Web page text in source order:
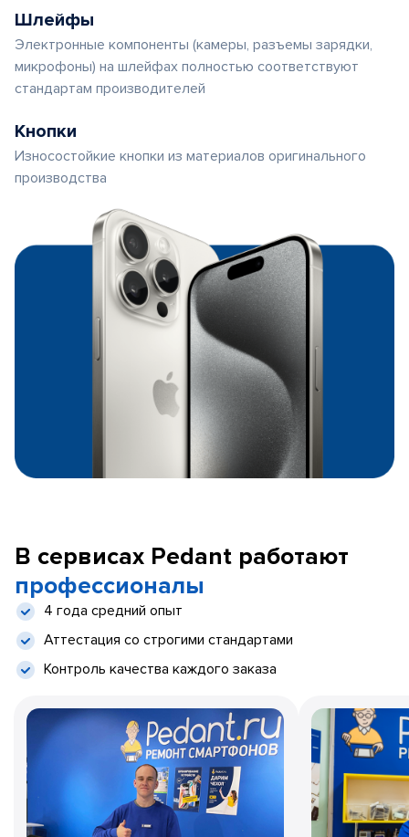
Шлейфы
Электронные компоненты (камеры, разъемы зарядки,
микрофоны) на шлейфах полностью соответствуют
стандартам производителей
Кнопки
Износостойкие кнопки из материалов оригинального
производства
В сервисах Pedant работают
профессионалы
4 года средний опыт
Аттестация со строгими стандартами
Контроль качества каждого заказа